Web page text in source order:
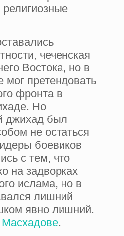
религиозные
чеченская
Востока, но в
мог претендовать
фронта в
Но
джихад был
не остаться
боевиков
с тем, что
на задворках
ислама, но в
лишний
явно лишний.
.